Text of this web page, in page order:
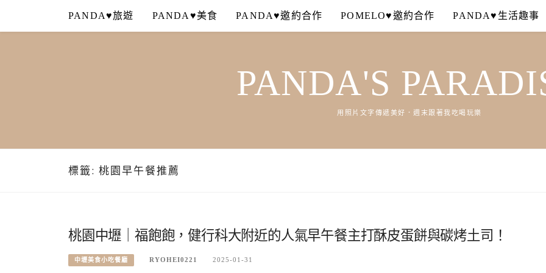
content
PANDA♥旅遊 PANDA♥美食 PANDA♥邀約合作 POMELO♥邀約合作 PANDA♥生活趣事
PANDA'S
用照片文字傳遞美好．週末跟著我吃喝玩樂
標籤: 桃園早午餐推薦
桃園中壢｜福飽飽，健行科大附近的人氣早午餐主打酥皮蛋餅與碳烤土司！
中壢美食小吃餐廳 RYOHEI0221 2025-01-31